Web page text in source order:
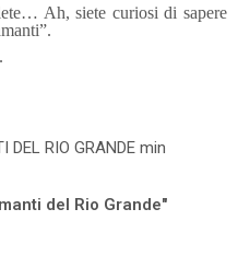
Ah, siete curiosi di sapere
del Rio Grande"